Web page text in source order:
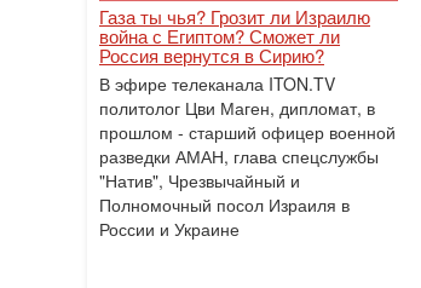
Газа ты чья? Грозит ли Израилю
война с Египтом? Сможет ли
Россия вернутся в Сирию?
В эфире телеканала ITON.TV
политолог Цви Маген, дипломат, в
прошлом - старший офицер военной
разведки АМАН, глава спецслужбы
"Натив", ‎Чрезвычайный и
Полномочный посол Израиля в
России и Украине